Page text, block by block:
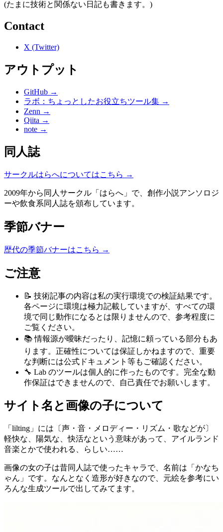
(たまに技術と関係ない日記も書きます。)
Contact
X (Twitter)
アウトプット
GitHub →
ラボ：ちょっとしたお役立ちツール集 →
Zenn →
Qiita →
note →
同人誌
サークルはらへについてはこちら →
2009年から同人サークル「はらへ」で、創作小説アンソロジ
ーや飲食系同人誌を頒布しています。
季節バナー
歴代の季節バナーはこちら →
ご注意
📝 技術記事の内容は私の実行環境での検証結果です。
各ページに環境は極力記載していますが、すべての環
境で同じ動作になるとは限りませんので、参考程度に
ご覧ください。
📚 情報源が曖昧だったり、記憶に頼っている部分もあ
ります。正確性については保証しかねますので、重要
な判断には公式ドキュメント等もご確認ください。
🔧 Lab のツールは個人的に作ったものです。完全な動
作保証はできませんので、自己責任でお願いします。
サイト名と画像の子について
「lilting」には〔声・音・メロディー・リズム・歌などが〕
軽快な、陽気な、快活なという意味があって、アイルランド
音楽とかで使われる、らしい……
画像の女の子は昔同人誌で使ったキャラで、名前は「かなち
ゃん」です。なんとなく造形が好きなので、元絵を参考にい
ろんな生成ツールで出してみてます。